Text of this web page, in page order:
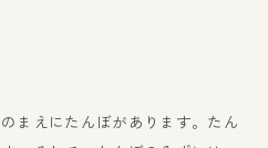
まえにたんぼがあります。たん